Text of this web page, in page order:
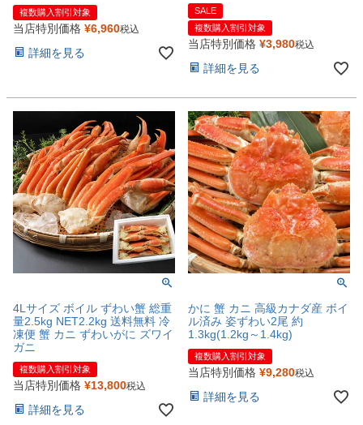
複数購入割引対象
当店特別価格 ¥6,960税込
詳細を見る
SALE
複数購入割引対象
当店特別価格 ¥3,980税込
詳細を見る
4Lサイズ ボイル ずわい蟹 総重
量2.5kg NET2.2kg 送料無料 冷
凍便 蟹 カニ ずわいがに ズワイ
ガニ
複数購入割引対象
当店特別価格 ¥13,800税込
詳細を見る
かに 蟹 カニ 高級カナダ産 ボイ
ル済み 姿ずわい2尾 約
1.3kg(1.2kg～1.4kg)
複数購入割引対象
当店特別価格 ¥9,280税込
詳細を見る